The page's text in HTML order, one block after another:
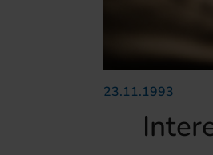
23.11.1993